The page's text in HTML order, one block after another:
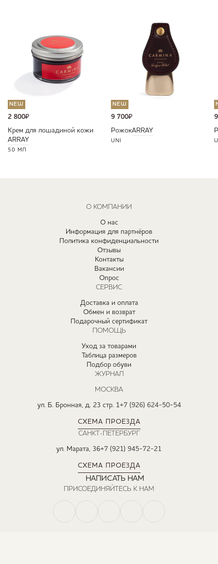
NEW
2 800₽
Крем для лошадиной кожи
ARRAY
50 МЛ
NEW
9 700₽
РожокARRAY
UNI
О КОМПАНИИ
О нас
Информация для партнёров
Политика конфиденциальности
Отзывы
Контакты
Вакансии
Опрос
СЕРВИС
Доставка и оплата
Обмен и возврат
Подарочный сертификат
ПОМОЩЬ
Уход за товарами
Таблица размеров
Подбор обуви
ЖУРНАЛ
МОСКВА
ул. Б. Бронная, д. 23 стр. 1+7 (926) 624-50-54
СХЕМА ПРОЕЗДА
САНКТ-ПЕТЕРБУРГ
ул. Марата, 36+7 (921) 945-72-21
СХЕМА ПРОЕЗДА
НАПИСАТЬ НАМ
ПРИСОЕДИНЯЙТЕСЬ К НАМ